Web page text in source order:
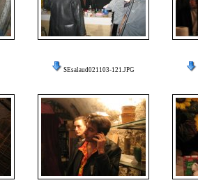
SEsalaud021103-121.JPG